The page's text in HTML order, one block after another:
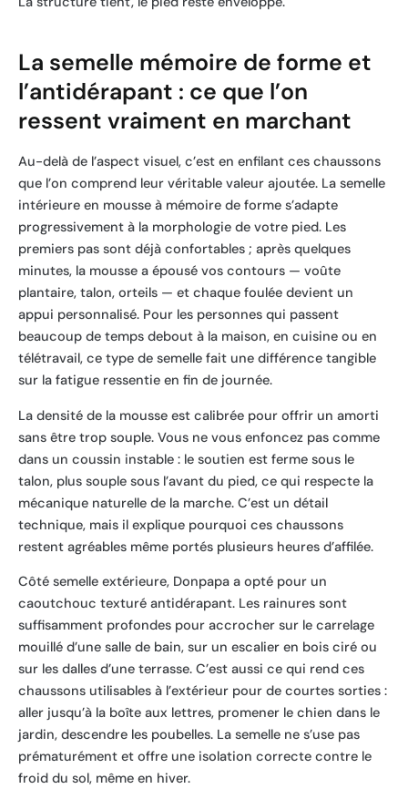
La semelle mémoire de forme et
l’antidérapant : ce que l’on
ressent vraiment en marchant
Au-delà de l’aspect visuel, c’est en enfilant ces chaussons
que l’on comprend leur véritable valeur ajoutée. La semelle
intérieure en mousse à mémoire de forme s’adapte
progressivement à la morphologie de votre pied. Les
premiers pas sont déjà confortables ; après quelques
minutes, la mousse a épousé vos contours — voûte
plantaire, talon, orteils — et chaque foulée devient un
appui personnalisé. Pour les personnes qui passent
beaucoup de temps debout à la maison, en cuisine ou en
télétravail, ce type de semelle fait une différence tangible
sur la fatigue ressentie en fin de journée.
La densité de la mousse est calibrée pour offrir un amorti
sans être trop souple. Vous ne vous enfoncez pas comme
dans un coussin instable : le soutien est ferme sous le
talon, plus souple sous l’avant du pied, ce qui respecte la
mécanique naturelle de la marche. C’est un détail
technique, mais il explique pourquoi ces chaussons
restent agréables même portés plusieurs heures d’affilée.
Côté semelle extérieure, Donpapa a opté pour un
caoutchouc texturé antidérapant. Les rainures sont
suffisamment profondes pour accrocher sur le carrelage
mouillé d’une salle de bain, sur un escalier en bois ciré ou
sur les dalles d’une terrasse. C’est aussi ce qui rend ces
chaussons utilisables à l’extérieur pour de courtes sorties :
aller jusqu’à la boîte aux lettres, promener le chien dans le
jardin, descendre les poubelles. La semelle ne s’use pas
prématurément et offre une isolation correcte contre le
froid du sol, même en hiver.